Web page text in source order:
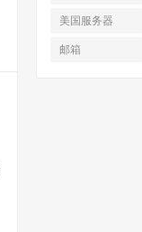
美国服务器
邮箱